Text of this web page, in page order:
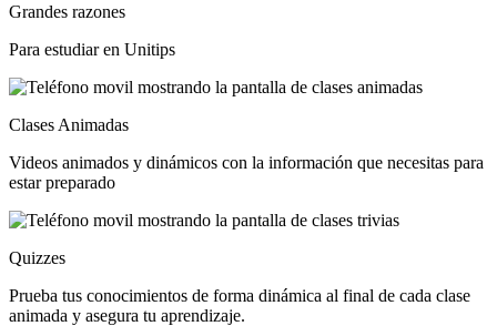
Grandes razones
Para estudiar en Unitips
Clases Animadas
Videos animados y dinámicos con la información que necesitas para
estar preparado
Quizzes
Prueba tus conocimientos de forma dinámica al final de cada clase
animada y asegura tu aprendizaje.